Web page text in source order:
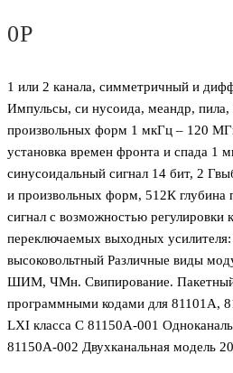
0Р
1 или 2 канала, симметричный и
Импульсы, си нусоида, меандр,
произвольных форм 1 мкГц – 120
установка времен фронта и спада 1
синусоидальный сигнал 14 бит, 2
и произвольных форм, 512К
сигнал с возможностью
переключаемых выходных
высоковольтный Различные виды
ШИМ, ЧМн. Свипирование.
программными кодами для 81101А,
LXI класса С 81150А-001
81150А-002 Двухканальная модель